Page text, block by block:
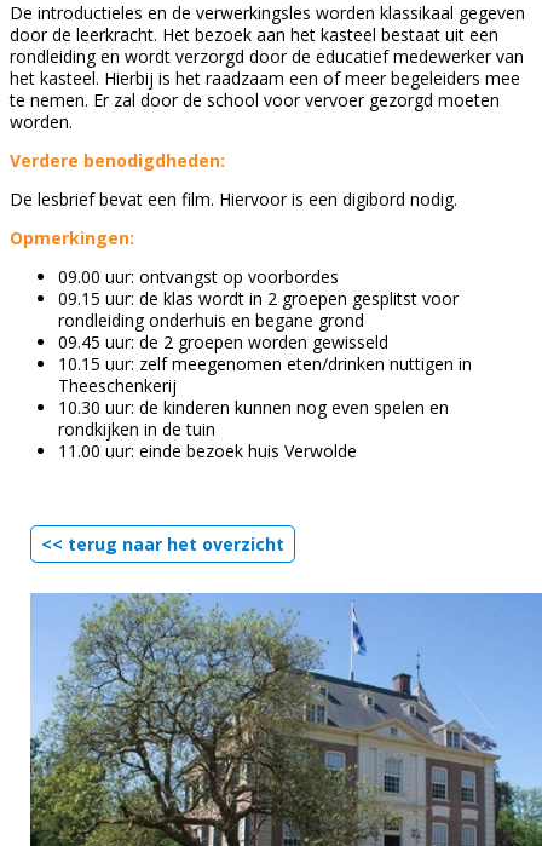
De introductieles en de verwerkingsles worden klassikaal gegeven
door de leerkracht. Het bezoek aan het kasteel bestaat uit een
rondleiding en wordt verzorgd door de educatief medewerker van
het kasteel. Hierbij is het raadzaam een of meer begeleiders mee
te nemen. Er zal door de school voor vervoer gezorgd moeten
worden.
Verdere benodigdheden:
De lesbrief bevat een film. Hiervoor is een digibord nodig.
Opmerkingen:
09.00 uur: ontvangst op voorbordes
09.15 uur: de klas wordt in 2 groepen gesplitst voor
rondleiding onderhuis en begane grond
09.45 uur: de 2 groepen worden gewisseld
10.15 uur: zelf meegenomen eten/drinken nuttigen in
Theeschenkerij
10.30 uur: de kinderen kunnen nog even spelen en
rondkijken in de tuin
11.00 uur: einde bezoek huis Verwolde
<< terug naar het overzicht